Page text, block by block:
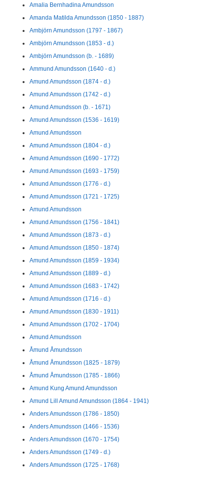
Amalia Bernhadina Amundsson
Amanda Matilda Amundsson (1850 - 1887)
Ambjörn Amundsson (1797 - 1867)
Ambjörn Amundsson (1853 - d.)
Ambjörn Amundsson (b. - 1689)
Ammund Amundsson (1640 - d.)
Amund Amundsson (1874 - d.)
Amund Amundsson (1742 - d.)
Amund Amundsson (b. - 1671)
Amund Amundsson (1536 - 1619)
Amund Amundsson
Amund Amundsson (1804 - d.)
Amund Amundsson (1690 - 1772)
Amund Amundsson (1693 - 1759)
Amund Amundsson (1776 - d.)
Amund Amundsson (1721 - 1725)
Amund Amundsson
Amund Amundsson (1756 - 1841)
Amund Amundsson (1873 - d.)
Amund Amundsson (1850 - 1874)
Amund Amundsson (1859 - 1934)
Amund Amundsson (1889 - d.)
Amund Amundsson (1683 - 1742)
Amund Amundsson (1716 - d.)
Amund Amundsson (1830 - 1911)
Amund Amundsson (1702 - 1704)
Amund Amundsson
Åmund Åmundsson
Åmund Åmundsson (1825 - 1879)
Åmund Åmundsson (1785 - 1866)
Amund Kung Amund Amundsson
Amund Lill Amund Amundsson (1864 - 1941)
Anders Amundsson (1786 - 1850)
Anders Amundsson (1466 - 1536)
Anders Amundsson (1670 - 1754)
Anders Amundsson (1749 - d.)
Anders Amundsson (1725 - 1768)